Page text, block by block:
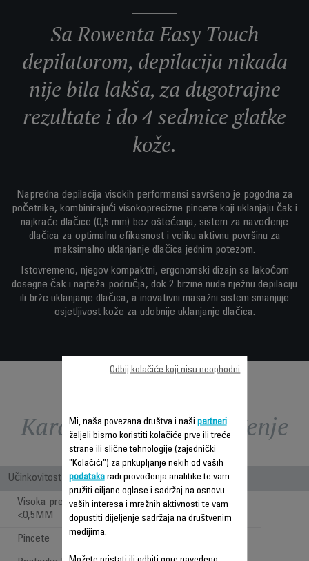
Sa Rowenta Easy Touch
depilatorom, depilacija nikada
nije bila lakša, za dugotrajne
rezultate i do 4 sedmice glatke
kože.
Napredna depilacija visokih performansi savršeno je pogodna za
početnike, kombinirajući visokoprecizne pincete koji uklanjaju čak i
najkraće dlačice (0,5 mm) bez oštećenja, sistem za navođenje
dlačica za optimalnu efikasnost i veliku aktivnu površinu za
maksimalno uklanjanje dlačica jednim potezom.
Istovremeno, njegov kompaktni, ergonomski dizajn sa lakoćom
dosegne čak i najteža područja, dok 2 brzine nude nježnu depilaciju
ili brže uklanjanje dlačica, a inovativni masažni sistem smanjuje
osjetljivost kože za udobnije uklanjanje dlačica.
Karakteristike - Poređenje
Učinkovitost
Visoka preciznost depilacije
<0,5MM
Pincete
Mi, naša povezana društva i naši partneri
željeli bismo koristiti kolačiće prve ili treće
strane ili slične tehnologije (zajednički
"Kolačići") za prikupljanje nekih od vaših
podatakaradi provođenja analitike te vam
pružiti ciljane oglase i sadržaj na osnovu
vaših interesa i mrežnih aktivnosti te vam
dopustiti dijeljenje sadržaja na društvenim
medijima.
Odbij kolačiće koji nisu neophodni